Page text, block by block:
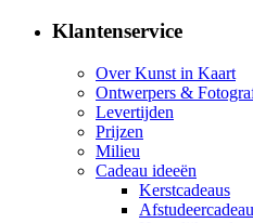
Klantenservice
Over Kunst in Kaart
Ontwerpers &
Levertijden
Prijzen
Milieu
Cadeau ideeën
Kerstcadeaus
Afstudeercadeau